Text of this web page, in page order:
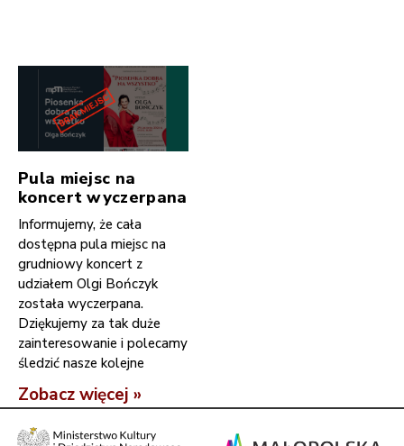
Pula miejsc na
koncert wyczerpana
Informujemy, że cała
dostępna pula miejsc na
grudniowy koncert z
udziałem Olgi Bończyk
została wyczerpana.
Dziękujemy za tak duże
zainteresowanie i polecamy
śledzić nasze kolejne
Zobacz więcej »